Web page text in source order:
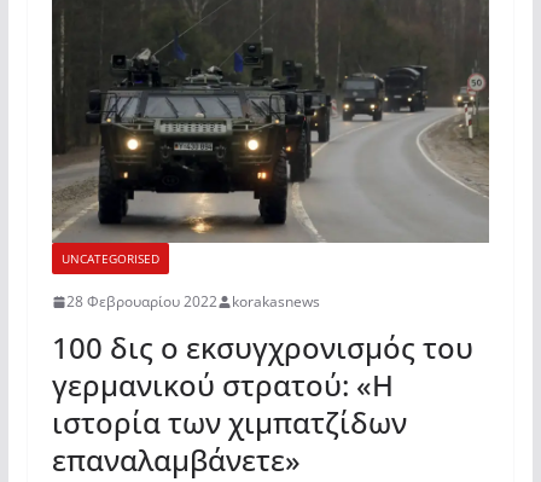
UNCATEGORISED
28 Φεβρουαρίου 2022 korakasnews
100 δις ο εκσυγχρονισμός του
γερμανικού στρατού: «Η
ιστορία των χιμπατζίδων
επαναλαμβάνετε»